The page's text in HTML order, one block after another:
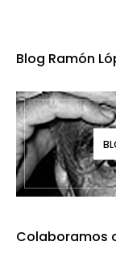
Blog Ramón
Colaboramos